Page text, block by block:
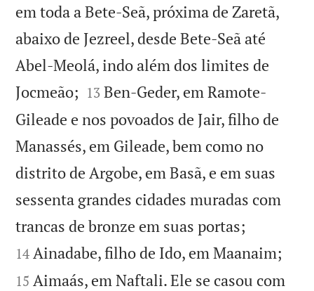
em toda a Bete-Seã, próxima de Zaretã,
abaixo de Jezreel, desde Bete-Seã até
Abel-Meolá, indo além dos limites de
Jocmeão; 

13 Ben-Geder, em Ramote-
Gileade e nos povoados de Jair, filho de
Manassés, em Gileade, bem como no
distrito de Argobe, em Basã, e em suas
sessenta grandes cidades muradas com
trancas de bronze em suas portas;
14 Ainadabe, filho de Ido, em Maanaim;
15 Aimaás, em Naftali. Ele se casou com